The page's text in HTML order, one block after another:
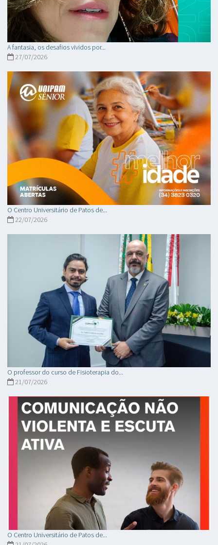
A fantasia, os desafios vividos por...
27/07/2026
O Centro Universitário de Patos de...
22/07/2026
O professor do curso de Fisioterapia do...
21/07/2026
O Centro Universitário de Patos de...